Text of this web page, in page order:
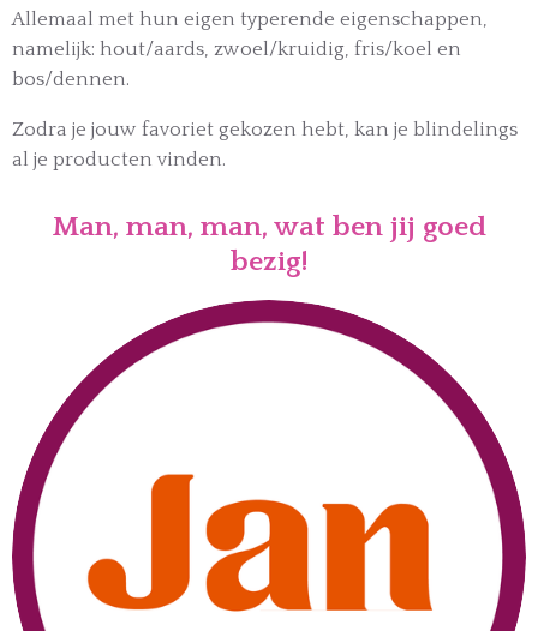
Allemaal met hun eigen typerende eigenschappen,
namelijk: hout/aards, zwoel/kruidig, fris/koel en
bos/dennen.
Zodra je jouw favoriet gekozen hebt, kan je blindelings
al je producten vinden.
Man, man, man, wat ben jij goed
bezig!